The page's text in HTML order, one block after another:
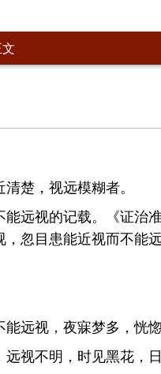
楚，视远模糊者。
远视的记载。《证治
忽目患能近视而不能
远视，夜寐梦多，恍
视不明，时见黑花，